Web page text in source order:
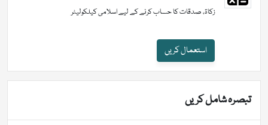
زکاۃ، صدقات کا حساب کرنے کے لیے اسلامی کیلکولیٹر
استعمال کریں
تبصرہ شامل کریں